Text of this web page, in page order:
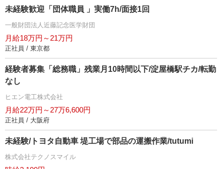
未経験歓迎「団体職員 」実働7h/面接1回
一般財団法人近藤記念医学財団
月給18万円～21万円
正社員 / 東京都
経験者募集「総務職」残業月10時間以下/淀屋橋駅チカ/転勤
なし
ヒエン電工株式会社
月給22万円～27万6,600円
正社員 / 大阪府
未経験/トヨタ自動車 堤工場で部品の運搬作業/tutumi
株式会社テクノスマイル